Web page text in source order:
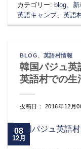
カテゴリー: blog 新
英語キャンプ、英語
BLOG、 英語村情報
韓国パジュ英
英語村での生
投稿日： 2016年12月
08
12月